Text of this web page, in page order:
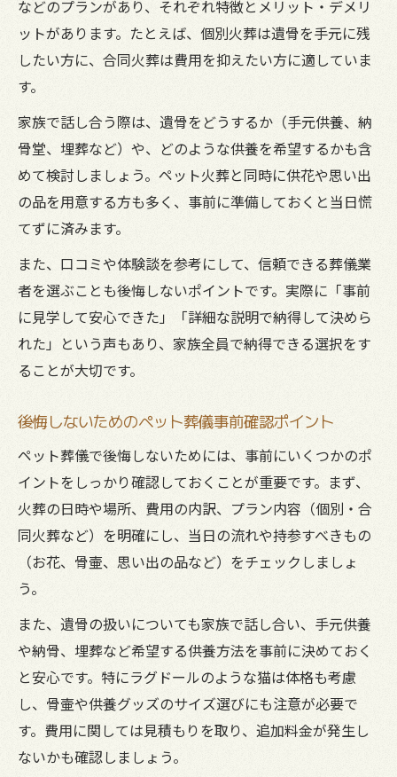
などのプランがあり、それぞれ特徴とメリット・デメリ
ットがあります。たとえば、個別火葬は遺骨を手元に残
したい方に、合同火葬は費用を抑えたい方に適していま
す。
家族で話し合う際は、遺骨をどうするか（手元供養、納
骨堂、埋葬など）や、どのような供養を希望するかも含
めて検討しましょう。ペット火葬と同時に供花や思い出
の品を用意する方も多く、事前に準備しておくと当日慌
てずに済みます。
また、口コミや体験談を参考にして、信頼できる葬儀業
者を選ぶことも後悔しないポイントです。実際に「事前
に見学して安心できた」「詳細な説明で納得して決めら
れた」という声もあり、家族全員で納得できる選択をす
ることが大切です。
後悔しないためのペット葬儀事前確認ポイント
ペット葬儀で後悔しないためには、事前にいくつかのポ
イントをしっかり確認しておくことが重要です。まず、
火葬の日時や場所、費用の内訳、プラン内容（個別・合
同火葬など）を明確にし、当日の流れや持参すべきもの
（お花、骨壷、思い出の品など）をチェックしましょ
う。
また、遺骨の扱いについても家族で話し合い、手元供養
や納骨、埋葬など希望する供養方法を事前に決めておく
と安心です。特にラグドールのような猫は体格も考慮
し、骨壷や供養グッズのサイズ選びにも注意が必要で
す。費用に関しては見積もりを取り、追加料金が発生し
ないかも確認しましょう。